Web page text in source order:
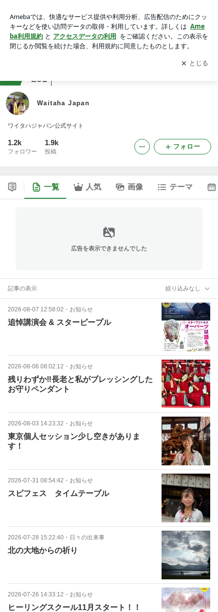
アプリをダウンロードして ブログの更新通知
を受け取りまし
ょう。
開く
251
Waitaha Japan
ワイタハジャパン公式サイト
1.2k
フォロワー
1.9k
投稿
フォロー
一覧 人気 画像 テーマ
広告を表示できませんでした
記事の表示 絞り込みなし
2026-08-07 12:58:02 ・ お知らせ
追悼講演会 & スターピープル
2026-08-06 08:02:12 ・ お知らせ
残りわずか‼長老と私がブレッシングした
お守りペンダント
2026-08-03 14:23:32 ・ お知らせ
東京個人セッション少し空きがありま
す！
2026-07-31 08:54:42 ・ お知らせ
スピフェス タイムテーブル
2026-07-28 15:22:40 ・ 日々の出来事
北の大地からの祈り
2026-07-26 14:33:12 ・ お知らせ
ヒーリングスクール11月スタート！！